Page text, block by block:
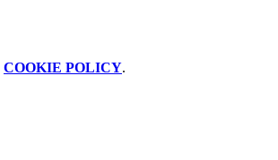
COOKIE POLICY.